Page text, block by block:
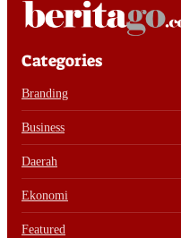
Categories
Branding
Business
Daerah
Ekonomi
Featured